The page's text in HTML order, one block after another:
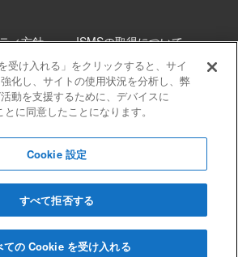
ィ方針 ISMSの取得について
勧誘方針 このサイトについて
サイトマップ
受け入れる」をクリックすると、サイ
化し、サイトの使用状況を分析し、弊
動を支援するために、デバイスに
に同意したことになります。
Cookie 設定
すべて拒否する
ての Cookie を受け入れる